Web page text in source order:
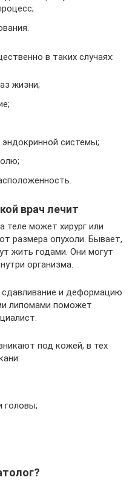
в таких случаях:
жизни;
эндокринной системы;
врач лечит
теле может хирург или
размера опухоли. Бывает,
жить годами. Они могут
организма.
и деформацию
липомами поможет
под кожей, в тех
головы;